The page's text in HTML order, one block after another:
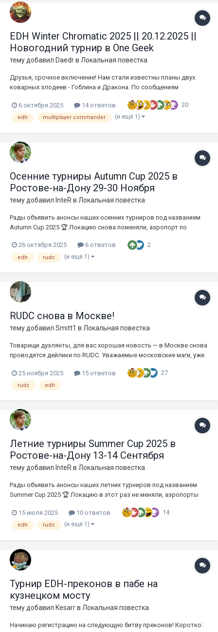
EDH Winter Chromatic 2025 || 20.12.2025 ||
Новогодний турнир в One Geek
тему добавил Daedrв Локальная повестка
Друзья, срочное включение! Нам стали известны планы двух
коварных злодеев - Гоблина и Дракона. По сообщениям
испортить всем предстоящий Новый год и украсть «Цветовую
Идентичность» в EDH... Чтобы спасти Новый год и Новогоднее
6 октября 2025 14 ответов 20
edh multiplayer commander (и ещё 1)
Осенние турниры Autumn Cup 2025 в
Ростове-на-Дону 29-30 Ноября
тему добавил InteR в Локальная повестка
Рады объявить анонсы наших осенних турниров под названием
Autumn Cup 2025 🏆 Локацию снова поменяли, аэропорт по
на поезда🚆 и автобусы🚍 В первый день играем в мультиплеер,
второй в дуэльник по традиции. Подробности в
26 октября 2025 6 ответов 2
edh rudc (и ещё 1)
RUDC снова в Москве!
тему добавил Smitt1 в Локальная повестка
Товарищи дуэлянты, для вас хорошая новость — в Москве снова
проводятся дейлики по RUDC. Уважаемые московские маги, уже
есть возможность поучаствовать в этом. Все, кому не
безразличен этот формат предлагаю приходить и снова играть....
25 ноября 2025 15 ответов 27
rudc edh
Летние турниры Summer Cup 2025 в
Ростове-на-Дону 13-14 Сентября
тему добавил InteRв Локальная повестка
Рады объявить анонсы наших летних турниров под названием
Summer Cup 2025 🏆 Локацию в этот раз не меняли, аэропорты
и автобусы🚍 В первый день играем в мультиплеер, второй в
дуэльник. Регистрация на турниры доступна по ссылке...
15 июля 2025 10 ответов 14
edh rudc (и ещё 1)
Турнир EDH-преконов в пабе на
кузнецком мосту
тему добавил Kesarrв Локальная повестка
Начинаю регистрацию на следующую битву преконов! Коротко: